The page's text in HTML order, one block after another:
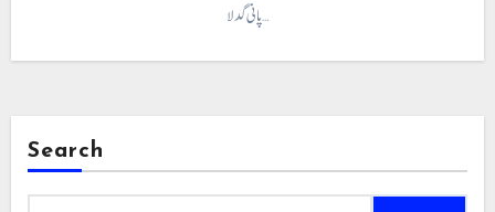
پانی گدلا…
Search